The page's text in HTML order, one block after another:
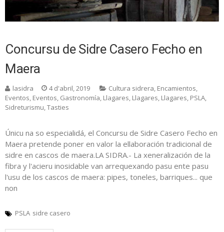
Concursu de Sidre Casero Fecho en
Maera
lasidra 4 d'abril, 2019 Cultura sidrera, Encamientos,
Eventos, Eventos, Gastronomía, Llagares, Llagares, Llagares, PSLA,
Sidreturismu,Tasties
Únicu na so especialidá, el Concursu de Sidre Casero Fecho en
Maera pretende poner en valor la ellaboración tradicional de
sidre en cascos de maera.LA SIDRA.- La xeneralización de la
fibra y l'acieru inosidable van arrequexando pasu ente pasu
l'usu de los cascos de maera: pipes, toneles, barriques... que
non
PSLA sidre casero